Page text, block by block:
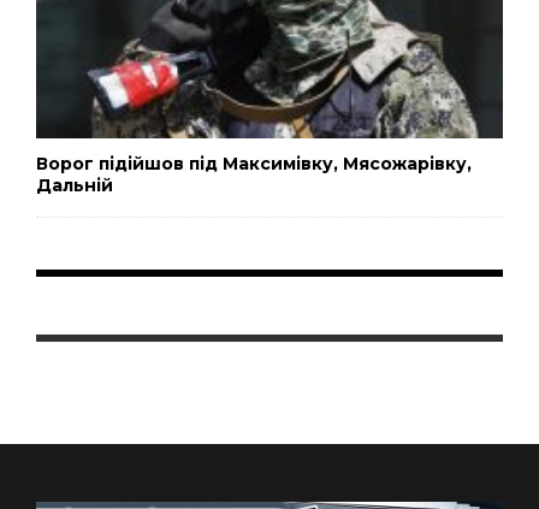
Ворог підійшов під Максимівку, Мясожарівку,
Дальній